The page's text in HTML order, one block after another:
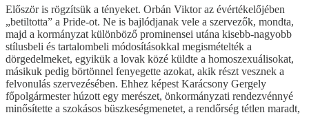
Először is rögzítsük a tényeket. Orbán Viktor az évértékelőjében
„betiltotta” a Pride-ot. Ne is bajlódjanak vele a szervezők, mondta,
majd a kormányzat különböző prominensei utána kisebb-nagyobb
stílusbeli és tartalombeli módosításokkal megismételték a
dörgedelmeket, egyikük a lovak közé küldte a homoszexuálisokat,
másikuk pedig börtönnel fenyegette azokat, akik részt vesznek a
felvonulás szervezésében. Ehhez képest Karácsony Gergely
főpolgármester húzott egy merészet, önkormányzati rendezvénnyé
minősítette a szokásos büszkeségmenetet, a rendőrség tétlen maradt,